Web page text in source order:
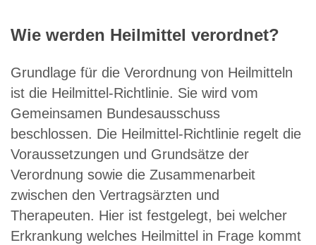
Wie werden Heilmittel verordnet?
Grundlage für die Verordnung von Heilmitteln
ist die Heilmittel-Richtlinie. Sie wird vom
Gemeinsamen Bundesausschuss
beschlossen. Die Heilmittel-Richtlinie regelt die
Voraussetzungen und Grundsätze der
Verordnung sowie die Zusammenarbeit
zwischen den Vertragsärzten und
Therapeuten. Hier ist festgelegt, bei welcher
Erkrankung welches Heilmittel in Frage kommt